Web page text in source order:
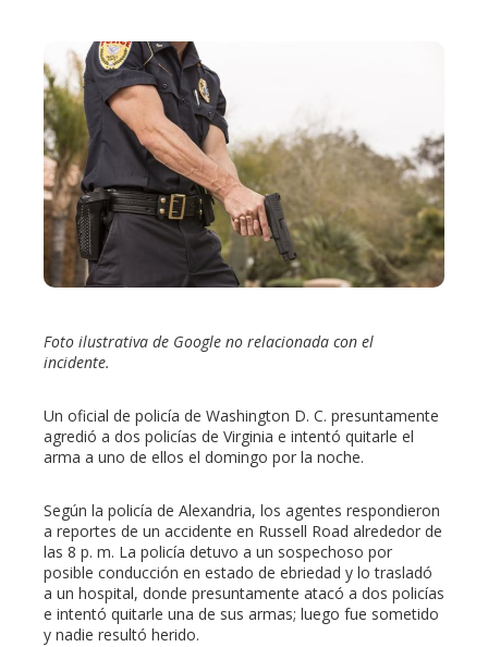
Foto ilustrativa de Google no relacionada con el
incidente.
Un oficial de policía de Washington D. C. presuntamente
agredió a dos policías de Virginia e intentó quitarle el
arma a uno de ellos el domingo por la noche.
Según la policía de Alexandria, los agentes respondieron
a reportes de un accidente en Russell Road alrededor de
las 8 p. m. La policía detuvo a un sospechoso por
posible conducción en estado de ebriedad y lo trasladó
a un hospital, donde presuntamente atacó a dos policías
e intentó quitarle una de sus armas; luego fue sometido
y nadie resultó herido.